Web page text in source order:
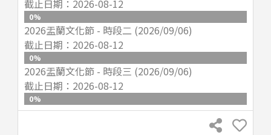
截止日期： 2026-08-12
0%
2026盂蘭文化節 - 時段二 (2026/09/06)
截止日期： 2026-08-12
0%
2026盂蘭文化節 - 時段三 (2026/09/06)
截止日期： 2026-08-12
0%